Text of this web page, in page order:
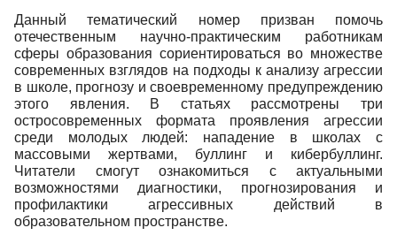
Данный тематический номер призван помочь
отечественным научно-практическим работникам
сферы образования сориентироваться во множестве
современных взглядов на подходы к анализу агрессии
в школе, прогнозу и своевременному предупреждению
этого явления. В статьях рассмотрены три
остросовременных формата проявления агрессии
среди молодых людей: нападение в школах с
массовыми жертвами, буллинг и кибербуллинг.
Читатели смогут ознакомиться с актуальными
возможностями диагностики, прогнозирования и
профилактики агрессивных действий в
образовательном пространстве.